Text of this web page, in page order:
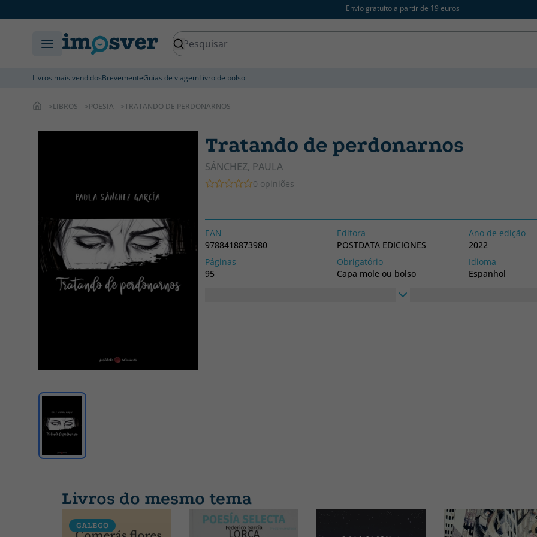
Envio gratuito a partir de 19 euros
Livros mais vendidosBrevementeGuias de viagemLivro de bolso
LIBROS POESIA TRATANDO DE PERDONARNOS
Tratando de perdonarnos
SÁNCHEZ, PAULA
0 opiniões
EAN
9788418873980
Editora
POSTDATA EDICIONES
Ano de edição
2022
Páginas
95
Obrigatório
Capa mole ou bolso
Idioma
Espanhol
Livros do mesmo tema
GALEGO